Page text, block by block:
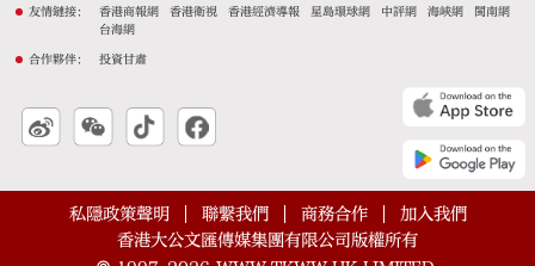
友情鏈接： 香港商報網 香港衛視 香港經濟導報 星島環球網 中評網 海峽網
閩南網
台海網
合作夥伴： 投資甘肅
私隱政策聲明 聯繫我們 商務合作
加入我們
香港大公文匯傳媒集團有限公司版權所有